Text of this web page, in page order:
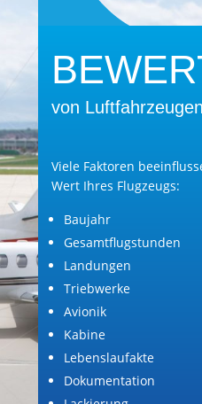
von Luftfahrzeugen
Viele Faktoren
Wert Ihres Flugzeugs:
Baujahr
Gesamtflugstunden
Landungen
Triebwerke
Avionik
Kabine
Lebenslaufakte
Dokumentation